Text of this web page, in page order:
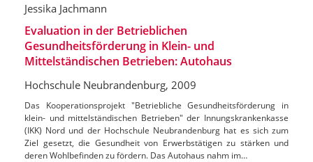
Jessika Jachmann
Evaluation in der Betrieblichen
Gesundheitsförderung in Klein- und
Mittelständischen Betrieben: Autohaus
Hochschule Neubrandenburg, 2009
Das Kooperationsprojekt "Betriebliche Gesundheitsförderung in
klein- und mittelständischen Betrieben" der Innungskrankenkasse
(IKK) Nord und der Hochschule Neubrandenburg hat es sich zum
Ziel gesetzt, die Gesundheit von Erwerbstätigen zu stärken und
deren Wohlbefinden zu fördern. Das Autohaus nahm im…